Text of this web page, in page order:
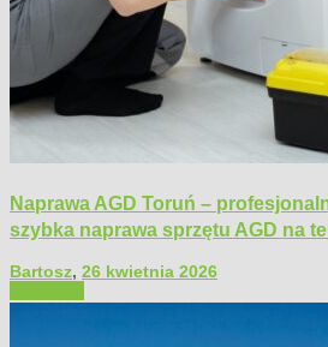
Naprawa AGD Toruń –
szybka naprawa sprzętu AGD na
Bartosz, 26 kwietnia 2026